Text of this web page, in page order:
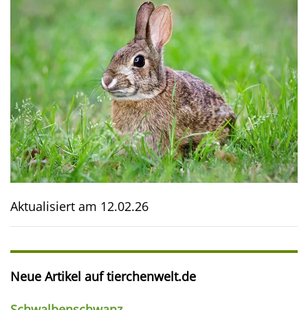
Aktualisiert am 12.02.26
Neue Artikel auf tierchenwelt.de